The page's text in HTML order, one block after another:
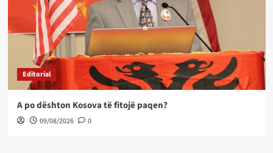
Editorial
A po dështon Kosova të fitojë paqen?
09/08/2026 0